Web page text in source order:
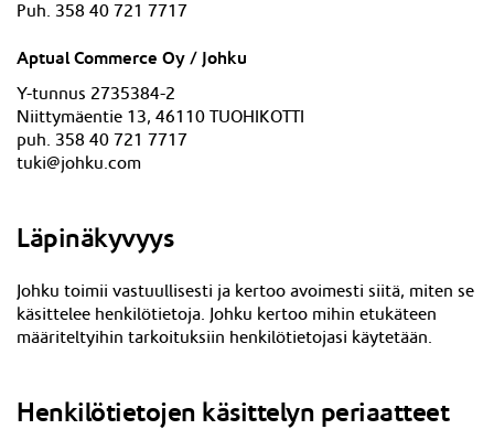
Puh. 358 40 721 7717
Aptual Commerce Oy / Johku
Y-tunnus 2735384-2
Niittymäentie 13, 46110 TUOHIKOTTI
puh. 358 40 721 7717
tuki@johku.com
Läpinäkyvyys
Johku toimii vastuullisesti ja kertoo avoimesti siitä, miten se
käsittelee henkilötietoja. Johku kertoo mihin etukäteen
määriteltyihin tarkoituksiin henkilötietojasi käytetään.
Henkilötietojen käsittelyn periaatteet